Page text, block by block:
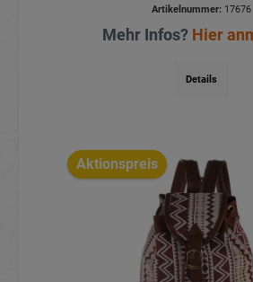
Artikelnummer:17676
Mehr Infos? Hier
Details
Aktionspreis